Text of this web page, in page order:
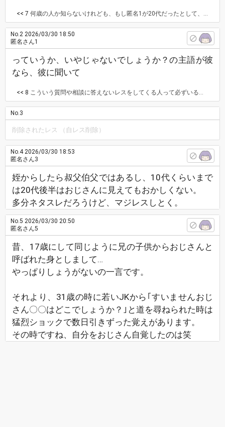
<< 7 何歳の人か知らないけれども、もし匿名1が20代だったとして、甥っ子から「おばさん」と呼ばれても（叔母と甥の関係だし、それに28だったら普通だしね）と思って納得するの？
No.2 2026/03/30 18:50
匿名さん1
っていうか、いやじゃないでしょうか？の主語が彼
なら、彼に聞いて
<< 8 こういう質問や相談に答えないレスをしてくる人って必ずいるけど、要らないから。
No.3
削除されたレス （自レス削除）
No.42026/03/30 18:53
匿名さん3
姪からしたら叔父伯父ではあるし、10代くらいまで
は20代後半はおじさんに見えてもおかしくない。
多分ネタスレだろうけど、マジレスしとく。
No.5 2026/03/30 20:50
匿名さん5
昔、17歳にして同じように兄の子供からおじさんと
呼ばれた身としまして…
やっぱりしょうがないの一言です。
それより、31歳の時に若いJKから｢すいませんおじ
さん〇〇はどこでしょうか？｣と道を尋ねられた時は
猛烈ショックで数日引きずった覚えがあります。
その時ですね、自分をおじさん自覚したのは笑